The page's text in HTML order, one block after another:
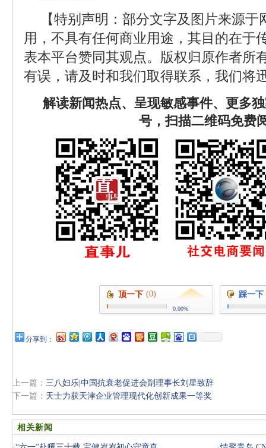
【特别声明：部分文字及图片来源
用，不具有任何商业用途，其目的在于
表本平台赞同其观点。版权归原作者所
有误，请及时和我们取得联系，我们将
解读新闻热点、呈现敏感事件、更多
号，扫描二维码免费
顶一下 (0)
0.00%
踩一下
分享到：
上一篇： 三八妇乐|中国抗衰老促进会副理事长刘星致辞
下一篇： 天士力获天津企业管理现代化创新成果一等奖
相关新闻